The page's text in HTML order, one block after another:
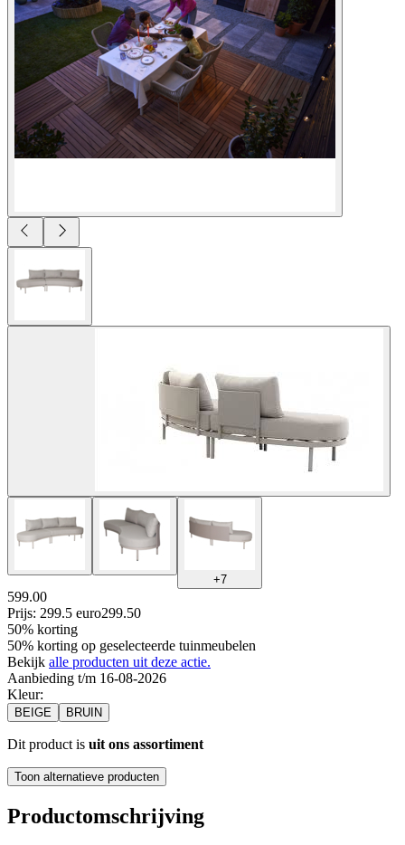
+7
599.00
Prijs: 299.5 euro299.50
50% korting
50% korting op geselecteerde tuinmeubelen
Bekijk alle producten uit deze actie.
Aanbieding t/m 16-08-2026
Kleur:
BEIGE BRUIN
Dit product is uit ons assortiment
Toon alternatieve producten
Productomschrijving